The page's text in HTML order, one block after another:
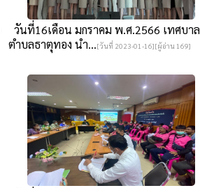
วันที่16เดือน มกราคม พ.ศ.2566 เทศบาล
ตำบลธาตุทอง นำ...[วันที่ 2023-01-16][ผู้อ่าน 169]